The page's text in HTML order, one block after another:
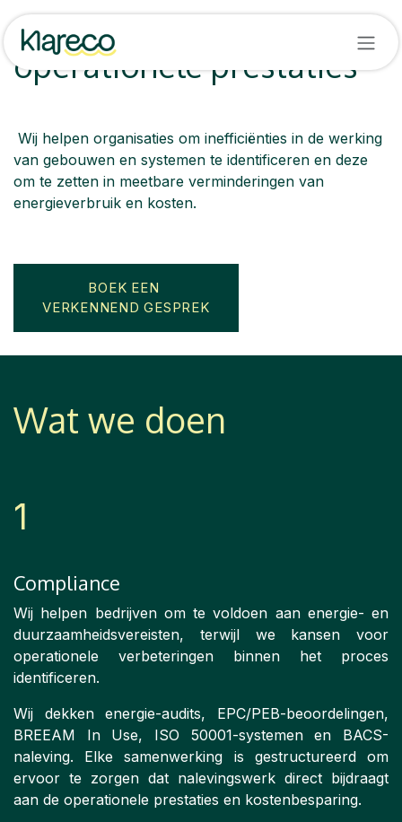
Van energiedata naar
operationele prestaties
Wij helpen organisaties om inefficiënties in de werking
van gebouwen en systemen te identificeren en deze
om te zetten in meetbare verminderingen van
energieverbruik en kosten.
BOEK EEN
VERKENNEND GESPREK
Wat we doen
1
Compliance
Wij helpen bedrijven om te voldoen aan energie- en
duurzaamheidsvereisten, terwijl we kansen voor
operationele verbeteringen binnen het proces
identificeren.
Wij dekken energie-audits, EPC/PEB-beoordelingen,
BREEAM In Use, ISO 50001-systemen en BACS-
naleving. Elke samenwerking is gestructureerd om
ervoor te zorgen dat nalevingswerk direct bijdraagt
aan de operationele prestaties en kostenbesparing.